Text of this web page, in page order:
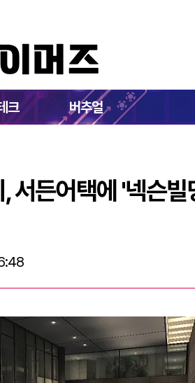
크 버추얼
서버실 털기, 서든어택에 '넥슨빌딩' 다
서든어택에 '넥슨빌